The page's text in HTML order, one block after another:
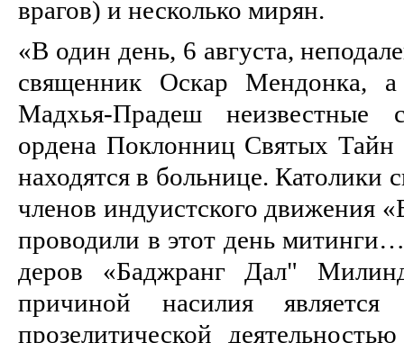
врагов) и несколько мирян.
«В один день, 6 августа,
священник Оскар Мендонка,
Мадхья-Прадеш неизвестные
ордена Поклонниц Святых
нахо­дятся в больнице. Католики
членов индуистского движения
проводили в этот день
деров «Баджранг Дал"
причиной насилия
прозелитической